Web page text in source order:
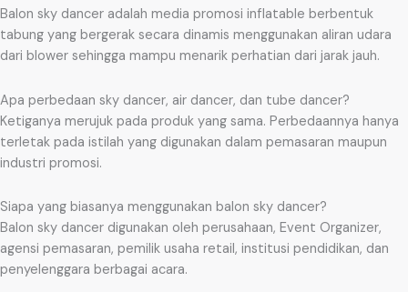
Balon sky dancer adalah media promosi inflatable berbentuk
tabung yang bergerak secara dinamis menggunakan aliran udara
dari blower sehingga mampu menarik perhatian dari jarak jauh.
Apa perbedaan sky dancer, air dancer, dan tube dancer?
Ketiganya merujuk pada produk yang sama. Perbedaannya hanya
terletak pada istilah yang digunakan dalam pemasaran maupun
industri promosi.
Siapa yang biasanya menggunakan balon sky dancer?
Balon sky dancer digunakan oleh perusahaan, Event Organizer,
agensi pemasaran, pemilik usaha retail, institusi pendidikan, dan
penyelenggara berbagai acara.